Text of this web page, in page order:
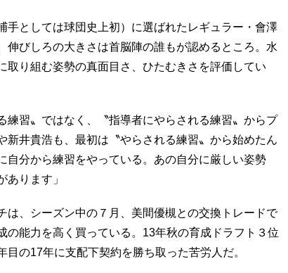
としては球団史上初）に選ばれたレギュラー・會澤
伸びしろの大きさは首脳陣の誰もが認めるところ。水
取り組む姿勢の真面目さ、ひたむきさを評価してい
習〟ではなく、〝指導者にやらされる練習〟からプ
新井貴浩も、最初は〝やらされる練習〟から始めたん
自分から練習をやっている。あの自分に厳しい姿勢
あります」
、シーズン中の７月、美間優槻との交換トレードで
の能力を高く買っている。13年秋の育成ドラフト３位
の17年に支配下契約を勝ち取った苦労人だ。